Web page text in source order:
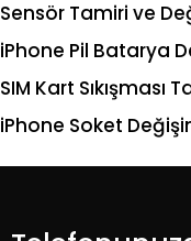
Sensör Tamiri ve
iPhone Pil Batarya
SIM Kart Sıkışması
iPhone Soket